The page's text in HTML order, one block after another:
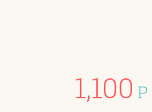
1,100 P